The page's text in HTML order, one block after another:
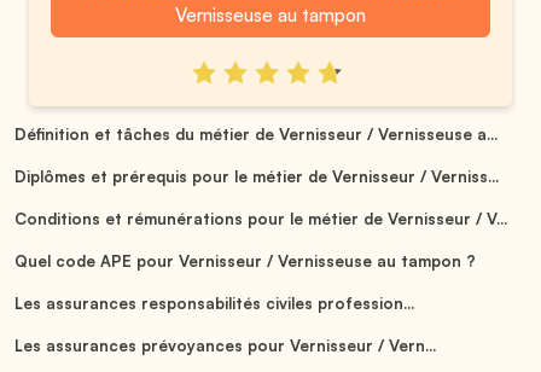
Vernisseuse au tampon
Définition et tâches du métier de Vernisseur / Vernisseuse a...
Diplômes et prérequis pour le métier de Vernisseur / Verniss...
Conditions et rémunérations pour le métier de Vernisseur / V...
Quel code APE pour Vernisseur / Vernisseuse au tampon ?
Les assurances responsabilités civiles profession...
Les assurances prévoyances pour Vernisseur / Vern...